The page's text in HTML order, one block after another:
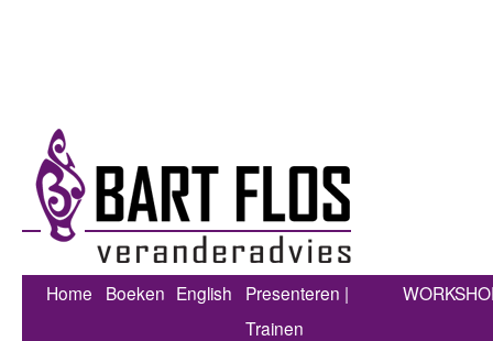
Home Boeken English
Presenteren |
Trainen